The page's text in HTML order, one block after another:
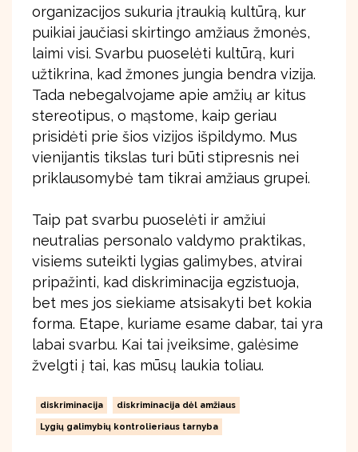
organizacijos sukuria įtraukią kultūrą, kur
puikiai jaučiasi skirtingo amžiaus žmonės,
laimi visi. Svarbu puoselėti kultūrą, kuri
užtikrina, kad žmones jungia bendra vizija.
Tada nebegalvojame apie amžių ar kitus
stereotipus, o mąstome, kaip geriau
prisidėti prie šios vizijos išpildymo. Mus
vienijantis tikslas turi būti stipresnis nei
priklausomybė tam tikrai amžiaus grupei.
Taip pat svarbu puoselėti ir amžiui
neutralias personalo valdymo praktikas,
visiems suteikti lygias galimybes, atvirai
pripažinti, kad diskriminacija egzistuoja,
bet mes jos siekiame atsisakyti bet kokia
forma. Etape, kuriame esame dabar, tai yra
labai svarbu. Kai tai įveiksime, galėsime
žvelgti į tai, kas mūsų laukia toliau.
diskriminacija diskriminacija dėl amžiaus
Lygių galimybių kontrolieriaus tarnyba